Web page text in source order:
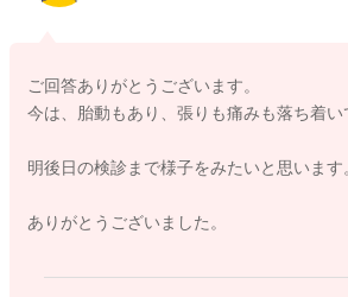
ど気になることがありましたら、産院へご
ださいね。
胎動もしっかりと感じていて、張りも痛み
ますよ。
ご回答ありがとうございます。
今は、胎動もあり、張りも痛みも落ち着い
明後日の検診まで様子をみたいと思います
ありがとうございました。